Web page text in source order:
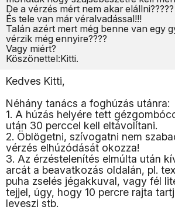
De a vérzés mért nem akar elállni?????
És tele van már véralvadással!!!
Talán azért mert még benne van egy
vérzik még ennyire????
Vagy miért?
Köszönettel:Kitti.
Kedves Kitti,
Néhány tanács a foghúzás utánra:
1. A húzás helyére tett
után 30 perccel kell eltávolítani.
2. Öblögetni, szívogatni nem
vérzés elhúzódását okozza!
3. Az érzéstelenítés elmúlta után
arcát a beavatkozás oldalán, pl.
puha zselés jégakkuval, vagy fél
tejjel, úgy, hogy 10 percre rajta
leveszi stb.